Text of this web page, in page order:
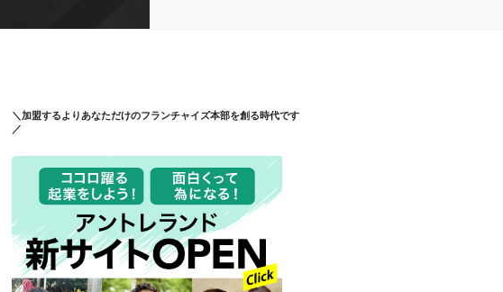
＼加盟するよりあなただけのフランチャイズ本部を創る時代です
／